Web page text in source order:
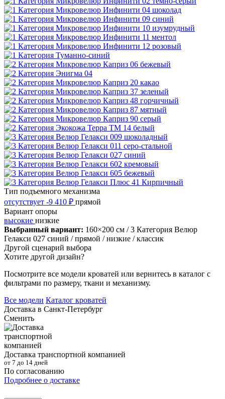
Тип подъемного механизма
отсутствует -9 410 ₽ прямой
Вариант опоры
высокие низкие
Выбранный вариант: 160×200 см / 3 Категория Велюр
Гелакси 027 синий / прямой / низкие / классик
Другой сценарий выбора
Хотите другой дизайн?
Посмотрите все модели кроватей или вернитесь в каталог с
фильтрами по размеру, ткани и механизму.
Все модели Каталог кроватей
Доставка в Санкт-Петербург
Сменить
Доставка транспортной компанией
от 7 до 14 дней
По согласованию
Подробнее о доставке